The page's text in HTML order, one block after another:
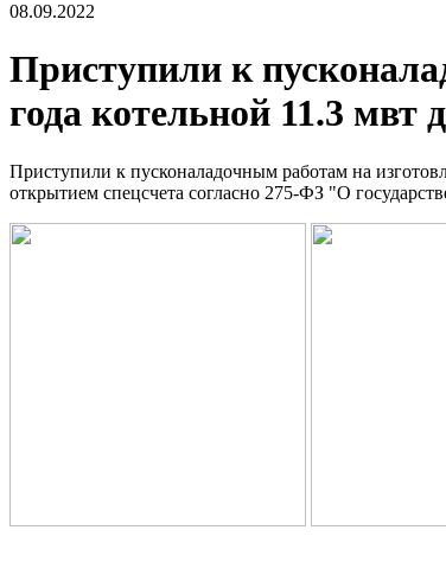
08.09.2022
Приступили к
года котельной 11.3 мвт
Приступили к пусконаладочным работам на
открытием спецсчета согласно 275-ФЗ "О